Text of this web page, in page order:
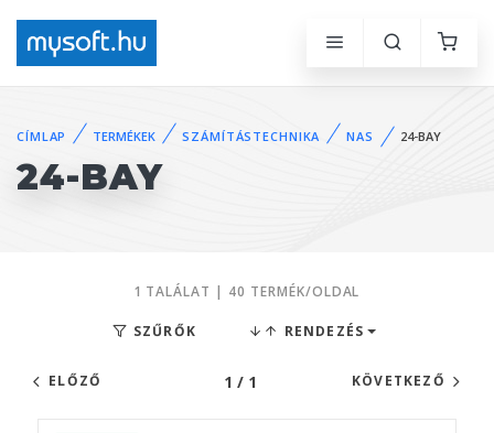
CÍMLAP TERMÉKEK SZÁMÍTÁSTECHNIKA NAS 24-BAY
24-BAY
1 TALÁLAT | 40 TERMÉK/OLDAL
SZŰRŐK RENDEZÉS
ELŐZŐ 1 / 1 KÖVETKEZŐ